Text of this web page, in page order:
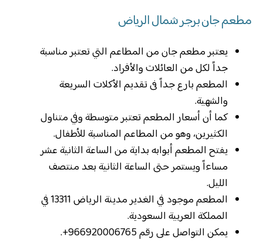
مطعم جان برجر شمال الرياض
يعتبر مطعم جان من المطاعم التي تعتبر مناسبة
جداً لكل من العائلات والأفراد.
المطعم بارع جداً فى تقديم الأكلات السريعة
والشهية.
كما أن أسعار المطعم تعتبر متوسطة وفي متناول
الكثيرين، وهو من المطاعم المناسبة للأطفال.
يفتح المطعم أبوابه بداية من الساعة الثانية عشر
مساءاً ويستمر حتى الساعة الثانية بعد منتصف
الليل.
المطعم موجود في الغدير مدينة الرياض 13311 في
المملكة العربية السعودية.
يمكن التواصل على رقم 966920006765+.